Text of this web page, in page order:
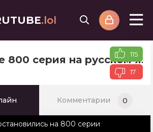
.lol
800 серия на русском115
17
Комментарии 0
на 800 серии